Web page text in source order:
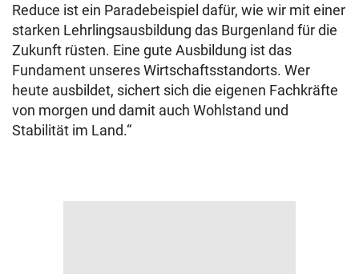
Reduce ist ein Paradebeispiel dafür, wie wir mit einer
starken Lehrlingsausbildung das Burgenland für die
Zukunft rüsten. Eine gute Ausbildung ist das
Fundament unseres Wirtschaftsstandorts. Wer
heute ausbildet, sichert sich die eigenen Fachkräfte
von morgen und damit auch Wohlstand und
Stabilität im Land.“